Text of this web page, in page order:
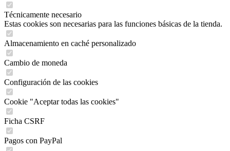
Técnicamente necesario
Estas cookies son necesarias para las funciones básicas de la tienda.
Almacenamiento en caché personalizado
Cambio de moneda
Configuración de las cookies
Cookie "Aceptar todas las cookies"
Ficha CSRF
Pagos con PayPal